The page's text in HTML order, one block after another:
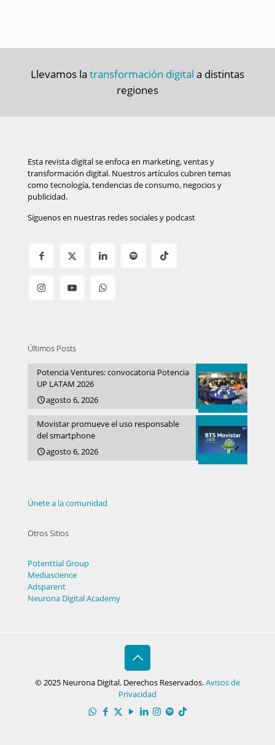
Llevamos la transformación digital a distintas
regiones
Esta revista digital se enfoca en marketing, ventas y
transformación digital. Nuestros artículos cubren temas
como tecnología, tendencias de consumo, negocios y
publicidad.
Síguenos en nuestras redes sociales y podcast
Últimos Posts
Potencia Ventures: convocatoria Potencia
UP LATAM 2026
agosto 6, 2026
Movistar promueve el uso responsable
del smartphone
agosto 6, 2026
Únete a la comunidad
Otros Sitios
Potenttial Group
Mediascience
Adsparent
Neurona Digital Academy
© 2025 Neurona Digital. Derechos Reservados.Avisos de
Privacidad